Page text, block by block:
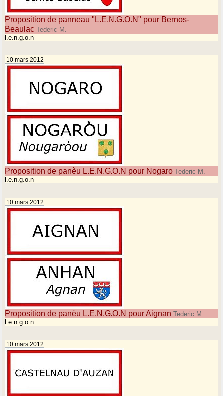
Proposition de panneau "L.E.N.G.O.N" pour Bernos-
Beaulac Tederic M.
l.e.n.g.o.n
10 mars 2012
Proposition de panèu L.E.N.G.O.N pour Nogaro Tederic M.
l.e.n.g.o.n
10 mars 2012
Proposition de panèu L.E.N.G.O.N pour Aignan Tederic M.
l.e.n.g.o.n
10 mars 2012